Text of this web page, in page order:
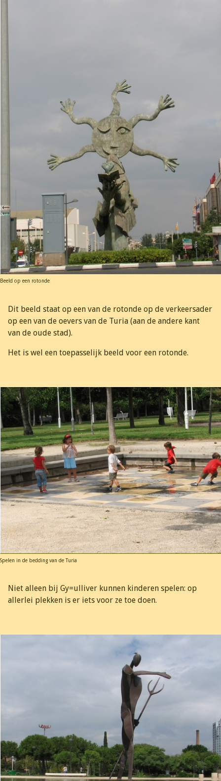
Beeld op een rotonde
Dit beeld staat op een van de rotonde op de verkeersader
op een van de oevers van de Turia (aan de andere kant
van de oude stad).
Het is wel een toepasselijk beeld voor een rotonde.
Spelen in de bedding van de Turia
Niet alleen bij Gy=ulliver kunnen kinderen spelen: op
allerlei plekken is er iets voor ze toe doen.